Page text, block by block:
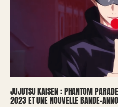
JUJUTSU KAISEN : PHANTOM
2023 ET UNE NOUVELLE BANDE-